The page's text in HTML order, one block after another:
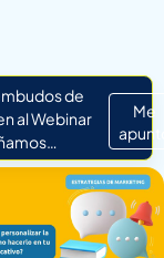
de
al Webinar
Me